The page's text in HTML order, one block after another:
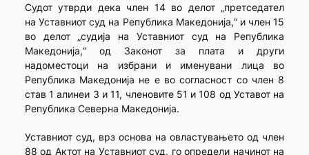
Судот утврди дека член 14 во делот „претседател
на Уставниот суд на Република Македонија,“ и член 15
во делот „судија на Уставниот суд на Република
Македонија,“ од Законот за плата и други
надоместоци на избрани и именувани лица во
Република Македонија не е во согласност со член 8
став 1 алинеи 3 и 11, членовите 51 и 108 од Уставот на
Република Северна Македонија.
Уставниот суд, врз основа на овластувањето од член
88 од Актот на Уставниот суд, го определи начинот на